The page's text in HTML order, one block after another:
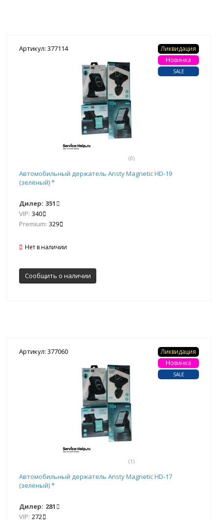
Артикул: 377114
(0)
Ликвидация
Новинка
SALE
Автомобильный держатель Ansty Magnetic HD-19
(зелёный) *
Дилер: 351
VIP: 340
Premium: 329
Нет в наличии
Сообщить о наличии
Артикул: 377060
(1)
Ликвидация
Новинка
SALE
Автомобильный держатель Ansty Magnetic HD-17
(зелёный) *
Дилер: 281
VIP: 272